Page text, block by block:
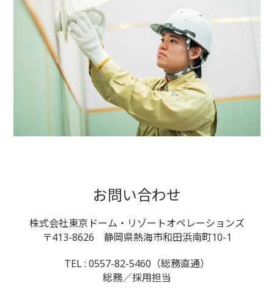
お問い合わせ
株式会社東京ドーム・リゾートオペレーションズ
〒413-8626 静岡県熱海市和田浜南町10-1
TEL : 0557-82-5460（総務直通）
総務／採用担当